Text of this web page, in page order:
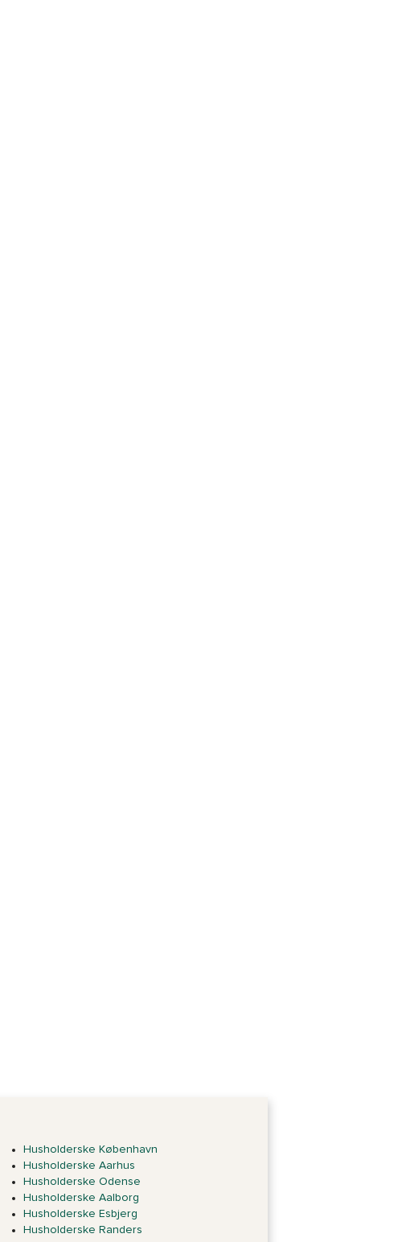
Husholderske København
Husholderske Aarhus
Husholderske Odense
Husholderske Aalborg
Husholderske Esbjerg
Husholderske Randers